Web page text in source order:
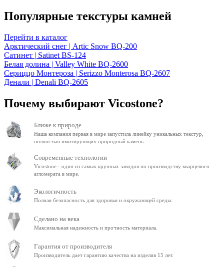
Популярные текстуры камней
Перейти в каталог
Арктический снег | Artic Snow BQ-200
Сатинет | Satinet BS-124
Белая долина | Valley White BQ-2600
Сериццо Монтероза | Serizzo Monterosa BQ-2607
Денали | Denali BQ-2605
Почему выбирают Vicostone?
Ближе к природе
Наша компания первая в мире запустила линейку уникальных текстур,
полностью имитирующих природный камень.
Современные технологии
Vicostone - один из самых крупных заводов по производству кварцевого
агломерата в мире.
Экологичность
Полная безопасность для здоровья и окружающей среды.
Сделано на века
Максимальная надежность и прочность материала.
Гарантия от производителя
Производитель дает гарантию качества на изделия 15 лет.